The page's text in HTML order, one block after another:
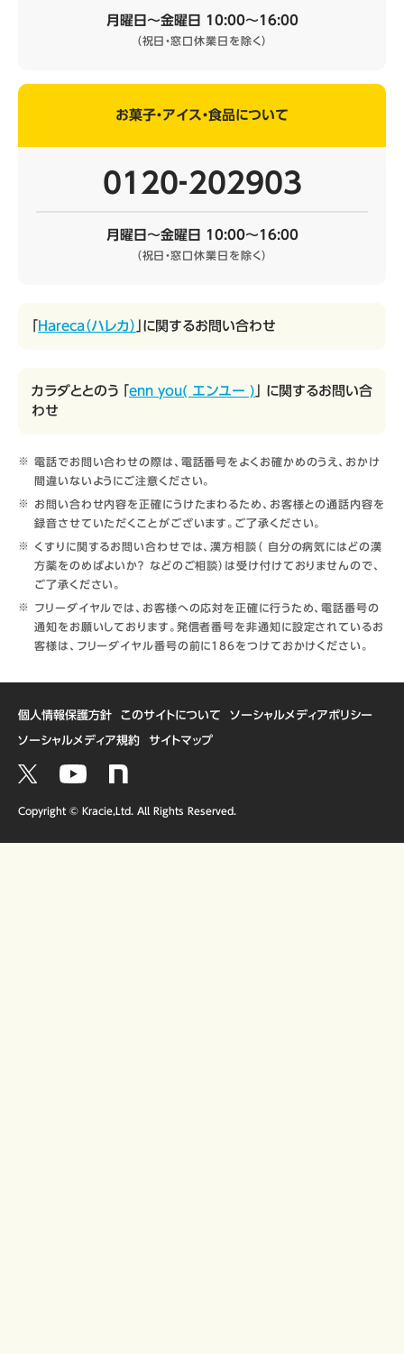
月曜日～金曜日 10:00～16:00
（祝日・窓口休業日を除く）
お菓子・アイス・食品について
0120‐202903
月曜日～金曜日 10:00～16:00
（祝日・窓口休業日を除く）
Hareca（ハレカ） 」に関するお問い合わせ
カラダととのう 「 enn you( エンユー ) 」 に関するお問い合
わせ
電話でお問い合わせの際は、電話番号をよくお確かめのうえ、おかけ
間違いないようにご注意ください。
お問い合わせ内容を正確にうけたまわるため、お客様との通話内容を
録音させていただくことがございます。ご了承ください。
くすりに関するお問い合わせでは、漢方相談（ 自分の病気にはどの漢
方薬をのめばよいか？ などのご相談）は受け付けておりませんので、
ご了承ください。
フリーダイヤルでは、お客様への応対を正確に行うため、電話番号の
通知をお願いしております。発信者番号を非通知に設定されているお
客様は、フリーダイヤル番号の前に186をつけておかけください。
個人情報保護方針 このサイトについて ソーシャルメディアポリシー
ソーシャルメディア規約 サイトマップ
Copyright © Kracie,Ltd. All Rights Reserved.